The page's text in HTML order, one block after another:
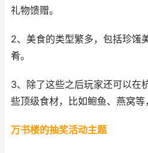
礼物馈赠。
2、美食的类型繁多，包括珍馐
肴。
3、除了这些之后玩家还可以在
些顶级食材，比如鲍鱼、燕窝等
万书楼的抽奖活动主题